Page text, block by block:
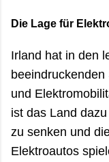
Die Lage für
Irland hat in den
und
ist das Land
zu senken und
Elektroautos